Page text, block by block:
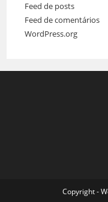
Feed de posts
Feed de comentários
WordPress.org
Copyright -